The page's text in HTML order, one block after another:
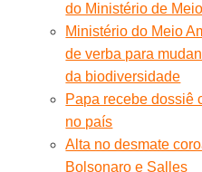
do Ministério de
Ministério do Meio
de verba para
da biodiversidade
Papa recebe dossiê
no país
Alta no desmate
Bolsonaro e Salles